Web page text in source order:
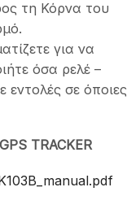
τη Κόρνα του
για να
όσα ρελέ –
εντολές σε όποιες
TRACKER